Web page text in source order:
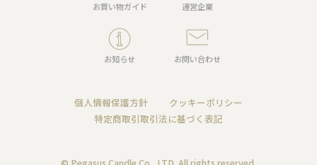
お買い物ガイド 運営企業
お知らせ お問い合わせ
個人情報保護方針
クッキーポリシー
特定商取引取引法に基づく表記